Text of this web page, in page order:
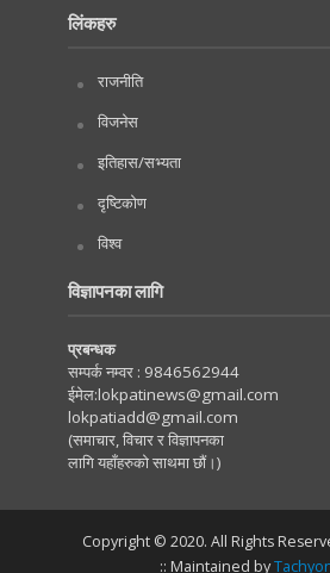
लिंकहरु
राजनीति
विजनेस
इतिहास/सभ्यता
दृष्टिकोण
विश्व
विज्ञापनका लागि
प्रबन्धक
सम्पर्क नम्वर : 9846562944
ईमेल:lokpatinews@gmail.com
lokpatiadd@gmail.com
(समाचार, विचार र विज्ञापनका
लागि यहाँहरुको साथमा छौं।)
Copyright © 2020. All Rights
:: Maintained by